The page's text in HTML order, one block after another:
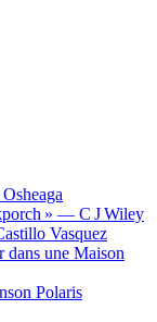
» — C J Wiley
Vasquez
dans une Maison
Polaris